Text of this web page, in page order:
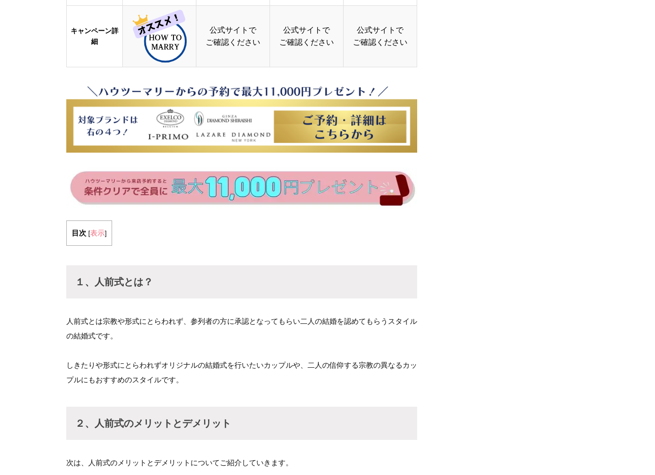
キャンペーン詳
細
公式サイトで
ご確認ください
公式サイトで
ご確認ください
公式サイトで
ご確認ください
目次 [表示]
１、人前式とは？
人前式とは宗教や形式にとらわれず、参列者の方に承認となってもらい二人の結婚を認めてもらうスタイル
の結婚式です。
しきたりや形式にとらわれずオリジナルの結婚式を行いたいカップルや、二人の信仰する宗教の異なるカッ
プルにもおすすめのスタイルです。
２、人前式のメリットとデメリット
次は、人前式のメリットとデメリットについてご紹介していきます。